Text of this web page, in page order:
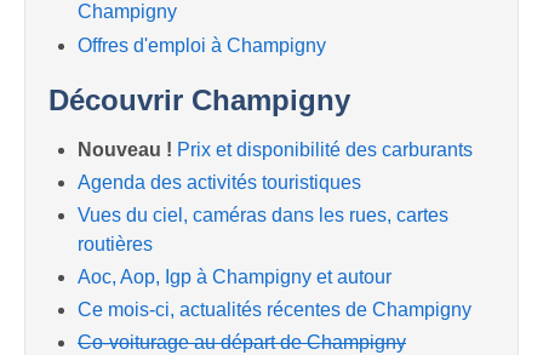
Champigny
Offres d'emploi à Champigny
Découvrir Champigny
Nouveau ! Prix et disponibilité des carburants
Agenda des activités touristiques
Vues du ciel, caméras dans les rues, cartes
routières
Aoc, Aop, Igp à Champigny et autour
Ce mois-ci, actualités récentes de Champigny
Co-voiturage au départ de Champigny